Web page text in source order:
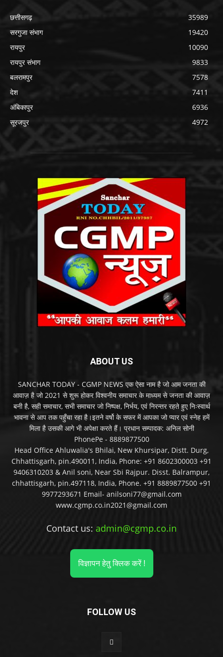
छत्तीसगढ़
35989
सरगुजा संभाग
19420
रायपुर
10090
रायपुर संभाग
9833
बलरामपुर
7578
देश
7411
अंबिकापुर
6936
सूरजपुर
4972
ABOUT US
SANCHAR TODAY - CGMP NEWS एक ऐसा नाम है जो आम जनता की
आवाज़ है जो 2021 से शुरू होकर विश्वनीय समाचार के माध्यम से जनता की आवाज़
बनी है, सही समाचार, सभी समाचार जो निष्पक्ष, निर्भय, एवं निरन्तर रहते हुए निःस्वार्थ
भावना से आप तक पहुँचा रहा है।इतने वर्षो के सफर में आपका जो प्यार एवं स्नेह हमें
मिला है उसकी आगे भी अपेक्षा करते हैं। प्रधान सम्पादक: अनिल सोनी
PhonePe - 8889877500
Head Office Ahluwalia's Bhilai, New Khursipar, Distt. Durg,
Chhattisgarh, pin.490011, India, Phone: +91 8602300003 +91
9406310203 & Anil soni, Near Sbi Rajpur. Disst. Balrampur,
chhattisgarh, pin.497118, India, Phone. +91 8889877500 +91
9977293671 Email- anilsoni77@gmail.com
www.cgmp.co.in2021@gmail.com
Contact us: admin@cgmp.co.in
विज्ञापन हेतु क्लिक करें !
FOLLOW US